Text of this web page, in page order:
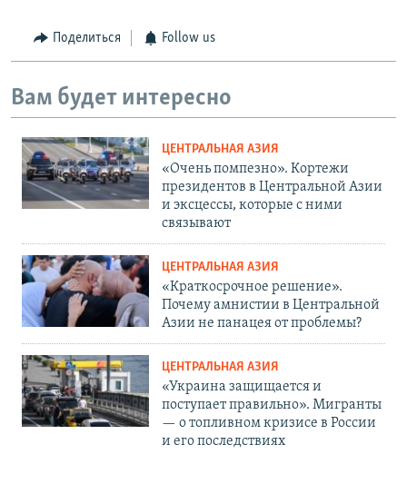
Поделиться Follow us
Вам будет интересно
ЦЕНТРАЛЬНАЯ АЗИЯ
«Очень помпезно». Кортежи
президентов в Центральной Азии
и эксцессы, которые с ними
связывают
ЦЕНТРАЛЬНАЯ АЗИЯ
«Краткосрочное решение».
Почему амнистии в Центральной
Азии не панацея от проблемы?
ЦЕНТРАЛЬНАЯ АЗИЯ
«Украина защищается и
поступает правильно». Мигранты
— о топливном кризисе в России
и его последствиях